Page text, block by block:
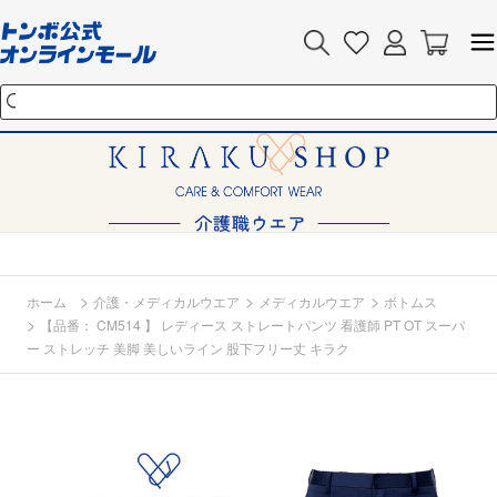
ホーム > 介護・メディカルウエア > メディカルウエア > ボトムス
>
【品番： CM514 】 レディース ストレートパンツ 看護師 PT OT スーパ
ー ストレッチ 美脚 美しいライン 股下フリー丈 キラク